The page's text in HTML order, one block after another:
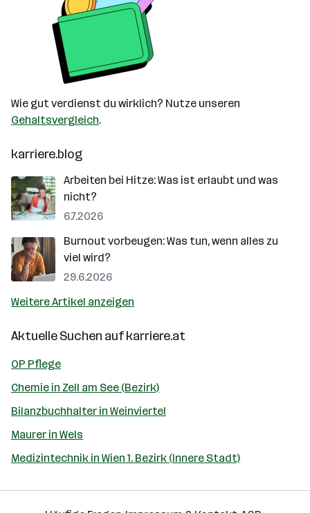
Wie gut verdienst du wirklich? Nutze unseren
Gehaltsvergleich.
karriere.blog
Arbeiten bei Hitze: Was ist erlaubt und was
nicht?
6.7.2026
Burnout vorbeugen: Was tun, wenn alles zu
viel wird?
29.6.2026
Weitere Artikel anzeigen
Aktuelle Suchen aufkarriere.at
OP Pflege
Chemie in Zell am See (Bezirk)
Bilanzbuchhalter in Weinviertel
Maurer in Wels
Medizintechnik in Wien 1. Bezirk (Innere Stadt)